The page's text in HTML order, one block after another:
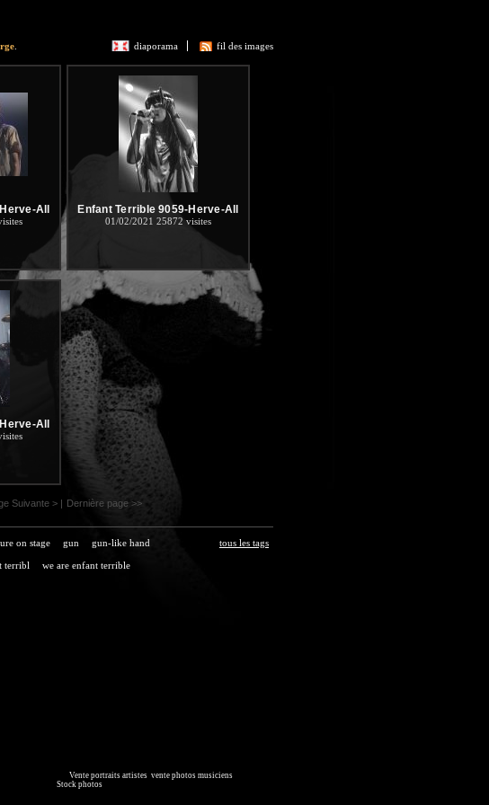
fil des images
diaporama
All Enfant Terrible 9059-Herve-All
01/02/2021 25872 visites
All
Suivante > | Dernière page >>
tous les tags
on stage gun gun-like hand
terribl we are enfant terrible
Vente portraits artistes vente photos musiciens
Stock photos, image collections.